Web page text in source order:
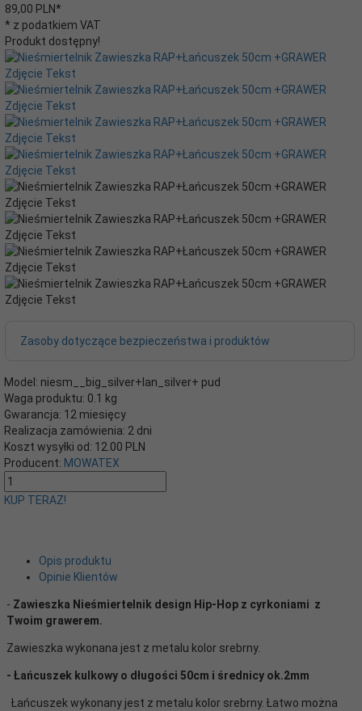
89,00 PLN*
* z podatkiem VAT
Produkt dostępny!
Zasoby dotyczące bezpieczeństwa i produktów
Model: niesm__big_silver+lan_silver+ pud
Waga produktu: 0.1 kg
Gwarancja: 12 miesięcy
Realizacja zamówienia: 2 dni
Koszt wysyłki od: 12.00 PLN
Producent: MOWATEX
KUP TERAZ!
Opis produktu
Opinie Klientów
- Zawieszka Nieśmiertelnik design Hip-Hop z cyrkoniami z
Twoim grawerem.
Zawieszka wykonana jest z metalu kolor srebrny.
- Łańcuszek kulkowy o długości 50cm i średnicy ok.2mm
Łańcuszek wykonany jest z metalu kolor srebrny. Łatwo można